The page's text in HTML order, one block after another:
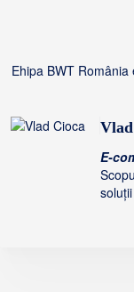
Ehipa BWT
E-